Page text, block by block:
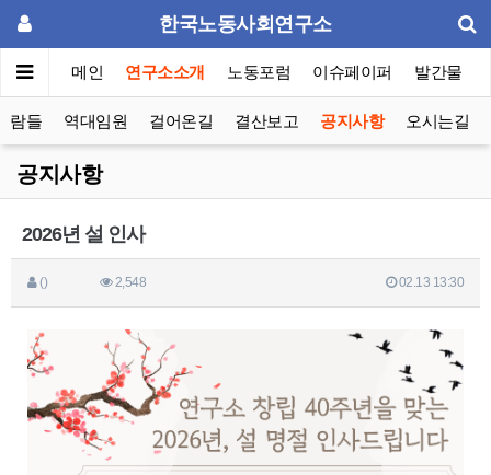
한국노동사회연구소
메인 연구소소개 노동포럼 이슈페이퍼 발간물
람들 역대임원 걸어온길 결산보고 공지사항 오시는길
공지사항
2026년 설 인사
() 2,548 02.13 13:30